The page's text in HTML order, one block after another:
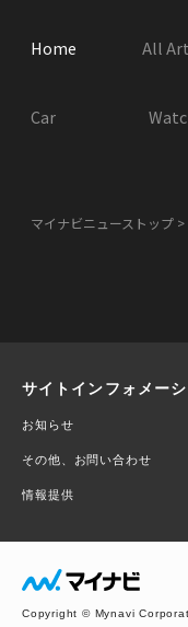
Home All
Car
マイナビニューストップ
サイトインフォメー
お知らせ
その他、お問い合わせ
情報提供
Copyright © Mynavi